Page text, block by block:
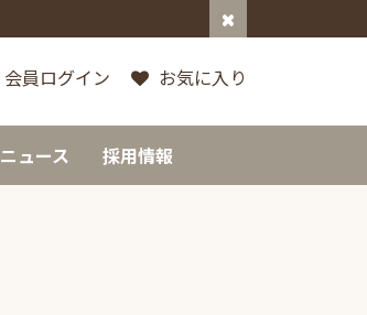
会員ログイン お気に入り
ニュース 採用情報